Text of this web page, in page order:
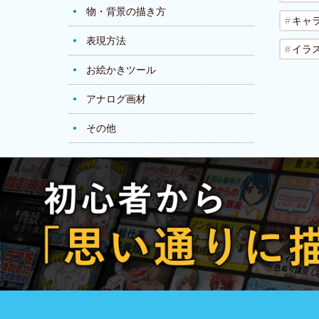
物・背景の描き方
表現方法
お絵かきツール
アナログ画材
その他
キャ
イラ